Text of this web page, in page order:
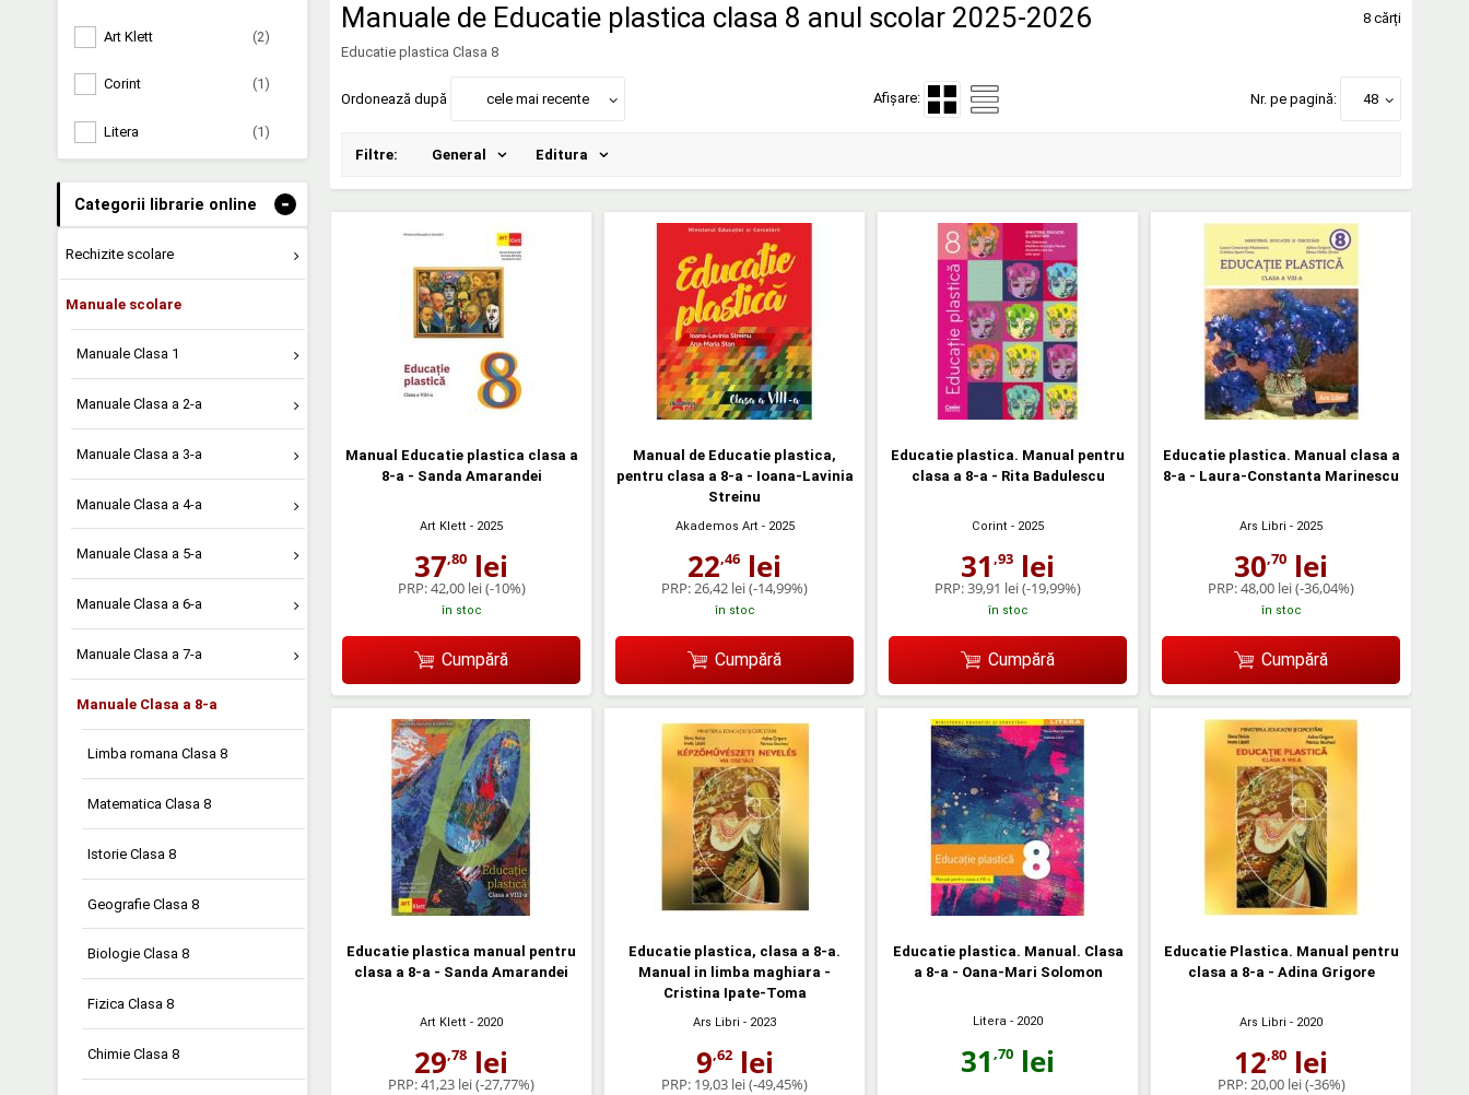
Art Klett (2)
Corint (1)
Litera (1)
Categorii librarie online -
Rechizite scolare
Manuale scolare
Manuale Clasa 1
Manuale Clasa a 2-a
Manuale Clasa a 3-a
Manuale Clasa a 4-a
Manuale Clasa a 5-a
Manuale Clasa a 6-a
Manuale Clasa a 7-a
Manuale Clasa a 8-a
Limba romana Clasa 8
Matematica Clasa 8
Istorie Clasa 8
Geografie Clasa 8
Biologie Clasa 8
Fizica Clasa 8
Chimie Clasa 8
Manuale de Educatie plastica clasa 8 anul scolar 2025-2026 8 cărți
Educatie plastica Clasa 8
Ordonează după cele mai recente Afișare: Nr. pe pagină: 48
Filtre: General Editura
Manual Educatie plastica clasa a
8-a - Sanda Amarandei
Art Klett - 2025
37,80 lei
PRP:42,00 lei(-10%)
în stoc
Cumpără
Manual de Educatie plastica,
pentru clasa a 8-a - Ioana-Lavinia
Streinu
Akademos Art - 2025
22,46 lei
PRP: 26,42 lei(-14,99%)
în stoc
Cumpără
Educatie plastica. Manual pentru
clasa a 8-a - Rita Badulescu
Corint - 2025
31 ,93 lei
PRP:39,91 lei(-19,99%)
în stoc
Cumpără
Educatie plastica. Manual clasa a
8-a - Laura-Constanta Marinescu
Ars Libri - 2025
30,70 lei
PRP:48,00 lei(-36,04%)
în stoc
Cumpără
Educatie plastica manual pentru
clasa a 8-a - Sanda Amarandei
Art Klett - 2020
29,78 lei
PRP:41,23 lei(-27,77%)
Educatie plastica, clasa a 8-a.
Manual in limba maghiara -
Cristina Ipate-Toma
Ars Libri - 2023
9,62lei
PRP: 19,03 lei(-49,45%)
Educatie plastica. Manual. Clasa
a 8-a - Oana-Mari Solomon
Litera - 2020
31 ,70 lei
Educatie Plastica. Manual pentru
clasa a 8-a - Adina Grigore
Ars Libri - 2020
12,80 lei
PRP:20,00 lei(-36%)